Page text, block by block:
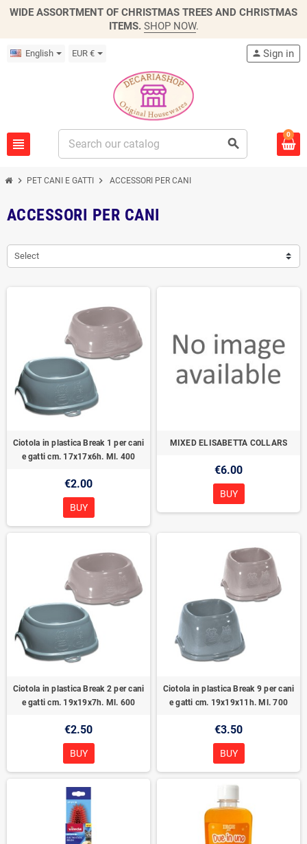
WIDE ASSORTMENT OF CHRISTMAS TREES AND CHRISTMAS
ITEMS. SHOP NOW.
English EUR €
view_headline search
person Sign in
0
chevron_right PET CANI E GATTI chevron_right ACCESSORI PER CANI
ACCESSORI PER CANI
Select
Ciotola in plastica Break 1 per cani
e gatti cm. 17x17x6h. Ml. 400
€2.00
BUY
MIXED ELISABETTA COLLARS
€6.00
BUY
Ciotola in plastica Break 2 per cani
e gatti cm. 19x19x7h. Ml. 600
€2.50
BUY
Ciotola in plastica Break 9 per cani
e gatti cm. 19x19x11h. Ml. 700
€3.50
BUY